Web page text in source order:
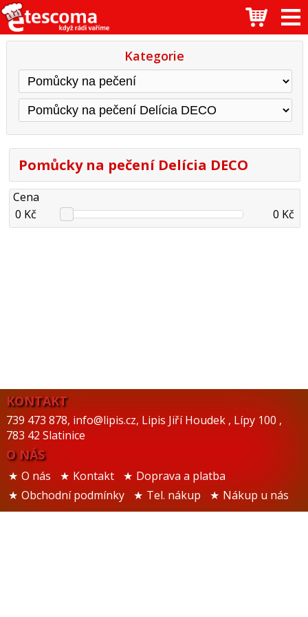
Kategorie
Pomůcky na pečení Delícia DECO
Cena
0 Kč
0 Kč
KONTAKT
739 473 878, info@lipis.cz, Lipis Jiří Houdek , Lípy 100 ,
783 42 Slatinice
O NÁS
O nás Kontakt
Doprava a platba
Obchodní podmínky
Tel. nákup Nákup u nás